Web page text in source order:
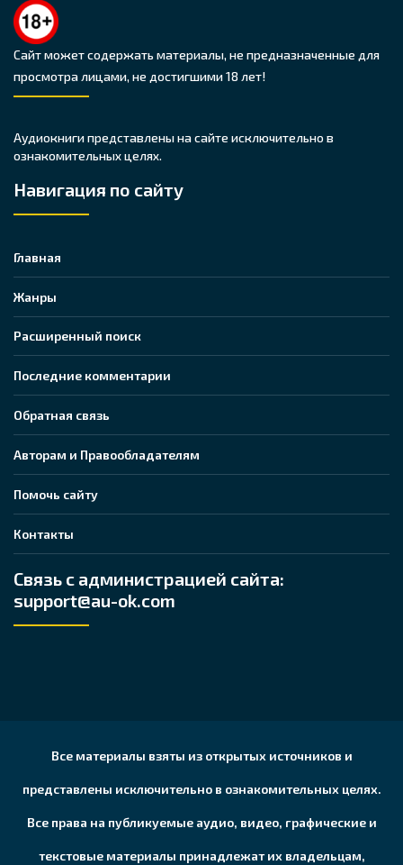
Сайт может содержать материалы, не предназначенные для
просмотра лицами, не достигшими 18 лет!
Аудиокниги представлены на сайте исключительно в
ознакомительных целях.
Навигация по сайту
Главная
Жанры
Расширенный поиск
Последние комментарии
Обратная связь
Авторам и Правообладателям
Помочь сайту
Контакты
Связь с администрацией сайта:
support@au-ok.com
Все материалы взяты из открытых источников и
представлены исключительно в ознакомительных целях.
Все права на публикуемые аудио, видео, графические и
текстовые материалы принадлежат их владельцам,